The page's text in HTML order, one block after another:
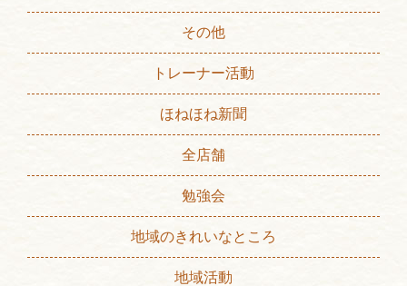
その他
トレーナー活動
ほねほね新聞
全店舗
勉強会
地域のきれいなところ
地域活動